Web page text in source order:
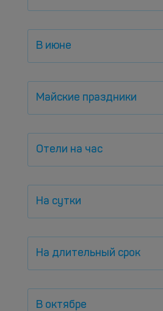
В июне
Майские праздники
Отели на час
На сутки
На длительный срок
В октябре